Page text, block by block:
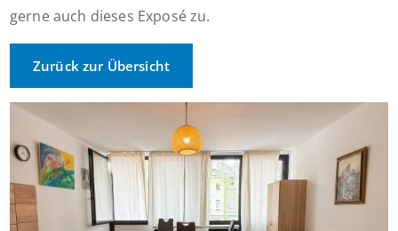
gerne auch dieses Exposé zu.
Zurück zur Übersicht